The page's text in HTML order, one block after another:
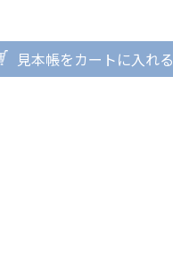
見本帳をカートに入れる